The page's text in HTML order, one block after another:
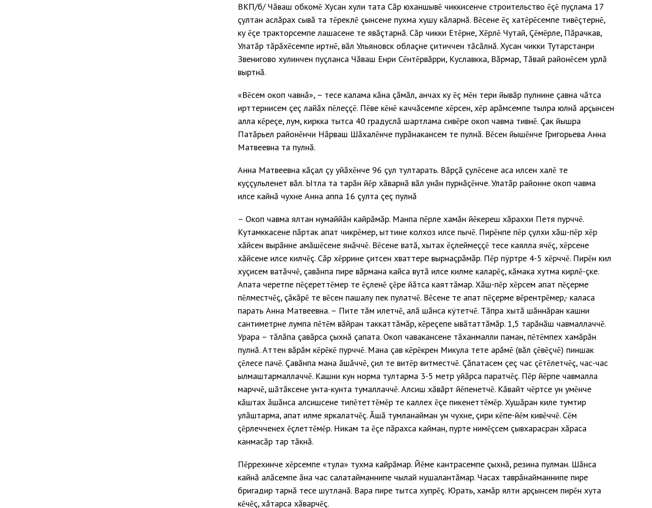
ВКП/б/ Чăваш обкомĕ Хусан хули тата Сăр юханшывĕ чиккисенче строительство ĕçĕ пуçлама 17
çултан аслăрах сывă та тĕреклĕ çынсене пухма хушу кăларнă. Вĕсене ĕç хатĕрĕсемпе тивĕçтернĕ,
ку ĕçе тракторсемпе лашасене те явăçтарнă. Сăр чикки Етĕрне, Хĕрлĕ Чутай, Çĕмĕрле, Пăрачкав,
Улатăр тăрăхĕсемпе иртнĕ, вăл Ульяновск облаçне çитиччен тăсăлнă. Хусан чикки Тутарстанри
Звенигово хулинчен пуçланса Чăваш Енри Сĕнтĕрвăрри, Куславкка, Вăрмар, Тăвай районĕсем урлă
выртнă.
«Вĕсем окоп чавнă», – тесе калама кăна çăмăл, анчах ку ĕç мĕн тери йывăр пулнине çавна чăтса
ирттернисем çеç лайăх пĕлеççĕ. Пĕве кĕнĕ каччăсемпе хĕрсен, хĕр арăмсемпе тылра юлнă арçынсен
алла кĕреçе, лум, киркка тытса 40 градуслă шартлама сивĕре окоп чавма тивнĕ. Çак йышра
Патăрьел районĕнчи Нăрваш Шăхалĕнче пурăнакансем те пулнă. Вĕсен йышĕнче Григорьева Анна
Матвеевна та пулнă.
Анна Матвеевна кăçал çу уйăхĕнче 96 çул тултарать. Вăрçă çулĕсене аса илсен халĕ те
куççульленет вăл. Ытла та тарăн йĕр хăварнă вăл унăн пурнăçĕнче. Улатăр районне окоп чавма
илсе кайнă чухне Анна аппа 16 çулта çеç пулнă
– Окоп чавма ялтан нумаййăн кайрăмăр. Манпа пĕрле хамăн йĕкереш хăраххи Петя пурччĕ.
Кутамккасене пăртак апат чикрĕмер, ыттине колхоз илсе пычĕ. Пирĕнпе пĕр çулхи хăш-пĕр хĕр
хăйсен вырăнне амăшĕсене янăччĕ. Вĕсене ватă, хытах ĕçлеймеççĕ тесе каялла ячĕç, хĕрсене
хăйсене илсе килчĕç. Сăр хĕррине çитсен хваттере вырнаçрăмăр. Пĕр пÿртре 4-5 хĕрччĕ. Пирĕн кил
хуçисем ватăччĕ, çавăнпа пире вăрмана кайса вутă илсе килме каларĕç, кăмака хутма кирлĕ-çке.
Апата черетпе пĕçереттĕмер те ĕçленĕ çĕре йăтса каяттăмар. Хăш-пĕр хĕрсем апат пĕçерме
пĕлместчĕç, çăкăрĕ те вĕсен пашалу пек пулатчĕ. Вĕсене те апат пĕçерме вĕрентрĕмер,- каласа
парать Анна Матвеевна. – Пите тăм илетчĕ, алă шăнса кÿтетчĕ. Тăпра хытă шăннăран кашни
сантиметрне лумпа пĕтĕм вăйран таккаттăмăр, кĕреçепе ывăтаттăмăр. 1,5 тарăнăш чавмаллаччĕ.
Урара – тăлăпа çавăрса çыхнă çапата. Окоп чавакансене тăханмалли паман, пĕтĕмпех хамăрăн
пулнă. Аттен вăрăм кĕрĕкĕ пурччĕ. Мана çав кĕрĕкрен Микула тете арăмĕ (вăл çĕвĕçчĕ) пиншак
çĕлесе пачĕ. Çавăнпа мана ăшăччĕ, çил те витĕр витместчĕ. Çăпатасем çеç час çĕтĕлетчĕç, час-час
ылмаштармаллаччĕ. Кашни кун норма тултарма 3-5 метр уйăрса паратчĕç. Пĕр йĕрпе чавмалла
марччĕ, шăтăксене унта-кунта тумаллаччĕ. Алсиш хăвăрт йĕпенетчĕ. Кăвайт чĕртсе ун умĕнче
кăштах ăшăнса алсишсене типĕтеттĕмĕр те каллех ĕçе пикенеттĕмĕр. Хушăран киле тумтир
улăштарма, апат илме яркалатчĕç. Ăшă тумланайман ун чухне, çири кĕпе-йĕм кивĕччĕ. Сĕм
çĕрлечченех ĕçлеттĕмĕр. Никам та ĕçе пăрахса кайман, пурте нимĕçсем çывхарасран хăраса
канмасăр тар тăкнă.
Пĕррехинче хĕрсемпе «тула» тухма кайрăмар. Йĕме кантрасемпе çыхнă, резина пулман. Шăнса
кайнă алăсемпе ăна час салатайманнипе чылай нушалантăмар. Часах таврăнайманнипе пире
бригадир тарнă тесе шутланă. Вара пире тытса хупрĕç. Юрать, хамăр ялти арçынсем пирĕн хута
кĕчĕç, хăтарса хăварчĕç.